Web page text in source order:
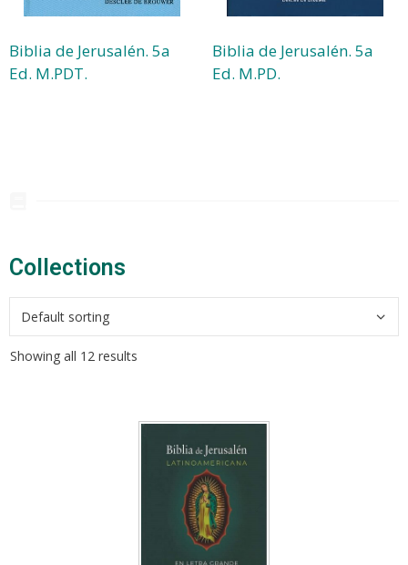
Biblia de Jerusalén. 5a
Ed. M.PDT.
Biblia de Jerusalén. 5a
Ed. M.PD.
Collections​
Showing all 12 results